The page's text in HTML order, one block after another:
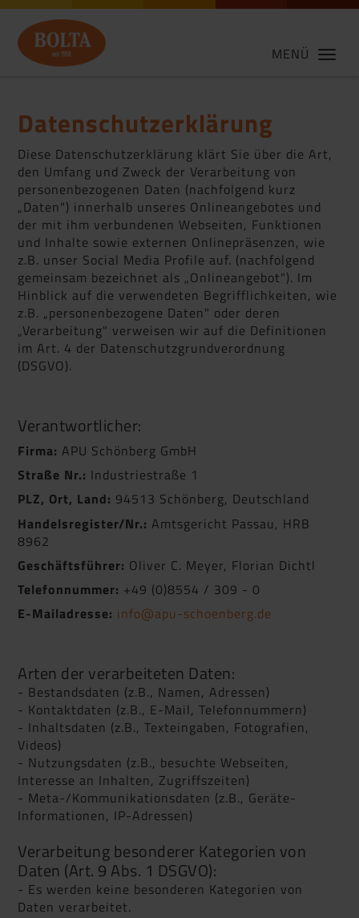
MENÜ
Datenschutzerklärung
Diese Datenschutzerklärung klärt Sie über die Art,
den Umfang und Zweck der Verarbeitung von
personenbezogenen Daten (nachfolgend kurz
„Daten") innerhalb unseres Onlineangebotes und
der mit ihm verbundenen Webseiten, Funktionen
und Inhalte sowie externen Onlinepräsenzen, wie
z.B. unser Social Media Profile auf. (nachfolgend
gemeinsam bezeichnet als „Onlineangebot"). Im
Hinblick auf die verwendeten Begrifflichkeiten, wie
z.B. „personenbezogene Daten" oder deren
„Verarbeitung" verweisen wir auf die Definitionen
im Art. 4 der Datenschutzgrundverordnung
(DSGVO).
Verantwortlicher:
Firma: APU Schönberg GmbH
Straße Nr.: Industriestraße 1
PLZ, Ort, Land: 94513 Schönberg, Deutschland
Handelsregister/Nr.: Amtsgericht Passau, HRB
8962
Geschäftsführer: Oliver C. Meyer, Florian Dichtl
Telefonnummer: +49 (0)8554 / 309 - 0
E-Mailadresse: info@apu-schoenberg.de
Arten der verarbeiteten Daten:
- Bestandsdaten (z.B., Namen, Adressen)
- Kontaktdaten (z.B., E-Mail, Telefonnummern)
- Inhaltsdaten (z.B., Texteingaben, Fotografien,
Videos)
- Nutzungsdaten (z.B., besuchte Webseiten,
Interesse an Inhalten, Zugriffszeiten)
- Meta-/Kommunikationsdaten (z.B., Geräte-
Informationen, IP-Adressen)
Verarbeitung besonderer Kategorien von
Daten (Art. 9 Abs. 1 DSGVO):
- Es werden keine besonderen Kategorien von
Daten verarbeitet.